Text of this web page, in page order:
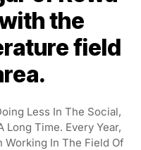
the
field
Less In The Social,
Long Time. Every Year,
Working In The Field Of